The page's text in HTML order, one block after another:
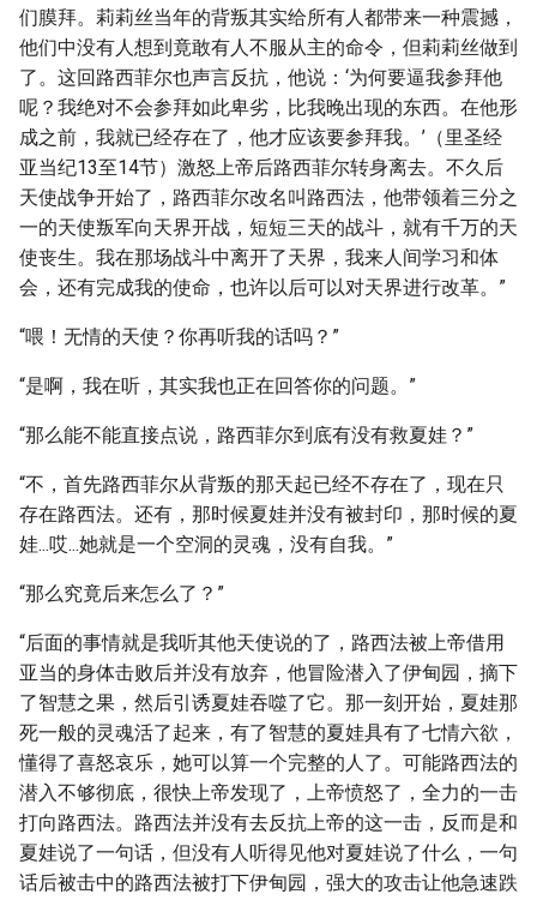
们膜拜。莉莉丝当年的背叛其实给所有人都带来一种震撼，
他们中没有人想到竟敢有人不服从主的命令，但莉莉丝做到
了。这回路西菲尔也声言反抗，他说：‘为何要逼我参拜他
呢？我绝对不会参拜如此卑劣，比我晚出现的东西。在他形
成之前，我就已经存在了，他才应该要参拜我。’（里圣经
亚当纪13至14节）激怒上帝后路西菲尔转身离去。不久后
天使战争开始了，路西菲尔改名叫路西法，他带领着三分之
一的天使叛军向天界开战，短短三天的战斗，就有千万的天
使丧生。我在那场战斗中离开了天界，我来人间学习和体
会，还有完成我的使命，也许以后可以对天界进行改革。”
“喂！无情的天使？你再听我的话吗？”
“是啊，我在听，其实我也正在回答你的问题。”
“那么能不能直接点说，路西菲尔到底有没有救夏娃？”
“不，首先路西菲尔从背叛的那天起已经不存在了，现在只
存在路西法。还有，那时候夏娃并没有被封印，那时候的夏
娃...哎...她就是一个空洞的灵魂，没有自我。”
“那么究竟后来怎么了？”
“后面的事情就是我听其他天使说的了，路西法被上帝借用
亚当的身体击败后并没有放弃，他冒险潜入了伊甸园，摘下
了智慧之果，然后引诱夏娃吞噬了它。那一刻开始，夏娃那
死一般的灵魂活了起来，有了智慧的夏娃具有了七情六欲，
懂得了喜怒哀乐，她可以算一个完整的人了。可能路西法的
潜入不够彻底，很快上帝发现了，上帝愤怒了，全力的一击
打向路西法。路西法并没有去反抗上帝的这一击，反而是和
夏娃说了一句话，但没有人听得见他对夏娃说了什么，一句
话后被击中的路西法被打下伊甸园，强大的攻击让他急速跌